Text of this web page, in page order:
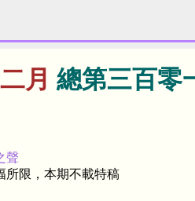
月 總第三百零
聲
所限，本期不載特稿